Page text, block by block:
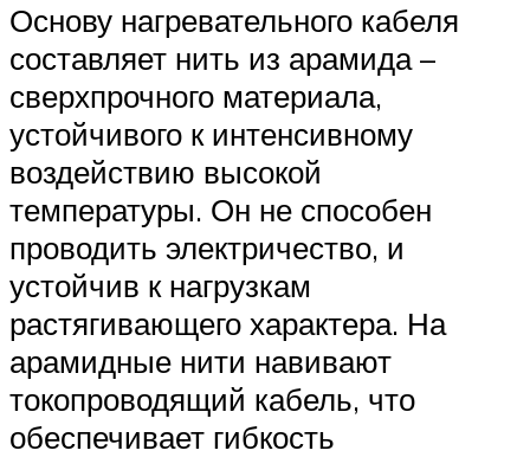
Основу нагревательного кабеля
составляет нить из арамида –
сверхпрочного материала,
устойчивого к интенсивному
воздействию высокой
температуры. Он не способен
проводить электричество, и
устойчив к нагрузкам
растягивающего характера. На
арамидные нити навивают
токопроводящий кабель, что
обеспечивает гибкость